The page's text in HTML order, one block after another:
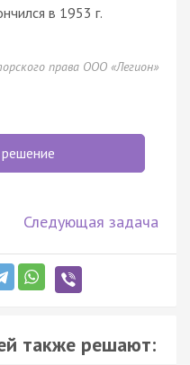
в 1953 г.
права ООО «Легион»
Следующая задача
также решают: